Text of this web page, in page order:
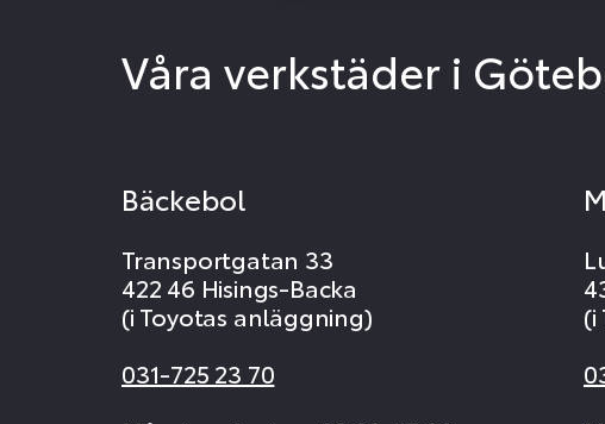
Våra verkstäder i
Bäckebol
Transportgatan 33
422 46 Hisings-Backa
(i Toyotas anläggning)
031-725 23 70
(i